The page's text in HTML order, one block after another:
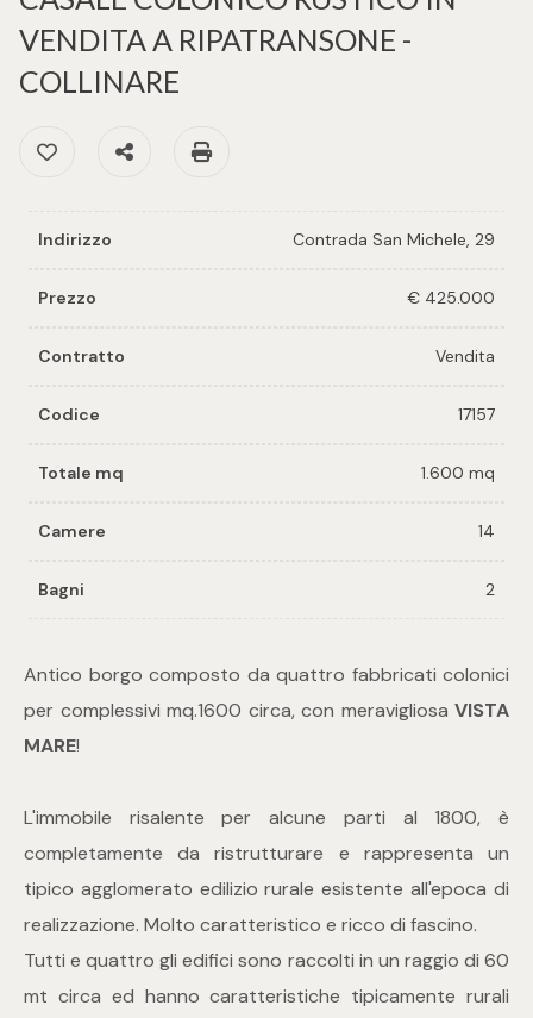
VENDITA A RIPATRANSONE -
COLLINARE
Preferiti: Cod. 17157
Condividi
Indirizzo Contrada San Michele, 29
Prezzo € 425.000
Contratto Vendita
Codice 17157
Totale mq 1.600 mq
Camere 14
Bagni 2
Antico borgo composto da quattro fabbricati colonici
per complessivi mq.1600 circa, con meravigliosa VISTA
MARE!
L'immobile risalente per alcune parti al 1800, è
completamente da ristrutturare e rappresenta un
tipico agglomerato edilizio rurale esistente all'epoca di
realizzazione. Molto caratteristico e ricco di fascino.
Tutti e quattro gli edifici sono raccolti in un raggio di 60
mt circa ed hanno caratteristiche tipicamente rurali
Richiedi
immobile
vendi il
immobile
Contattaci
Provincia
Comune
-
Residenziali
Commerciali
Industriali
Terreni
Prezzo